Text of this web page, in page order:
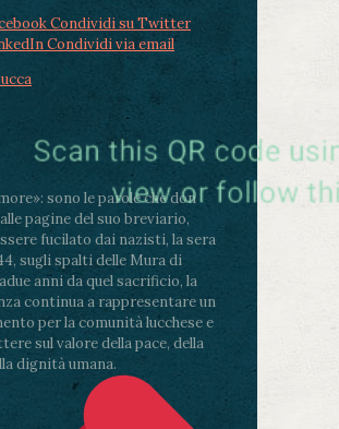
Condividi su Twitter
Condividi via email
sono le parole che don
pagine del suo breviario,
fucilato dai nazisti, la sera
sugli spalti delle Mura di
anni da quel sacrificio, la
continua a rappresentare un
per la comunità lucchese e
sul valore della pace, della
dignità umana.